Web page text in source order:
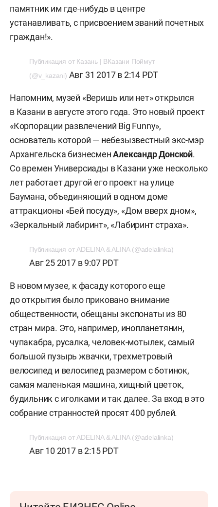
памятник им где-нибудь в центре
устанавливать, с присвоением званий почетных
граждан!».
Публикация от Казань | ВКазани Поймут
(@v_kazani) Авг 31 2017 в 2:14 PDT
Напомним, музей «Веришь или нет» открылся
в Казани в августе этого года. Это новый проект
«Корпорации развлечений Big Funny»,
основатель которой — небезызвестный экс-мэр
Архангельска бизнесменАлександр Донской.
Со времен Универсиады в Казани уже несколько
лет работает другой его проект на улице
Баумана, объединяющий в одном доме
аттракционы «Бей посуду», «Дом вверх дном»,
«Зеркальный лабиринт», «Лабиринт страха».
Публикация от ADELINA & ALINA (@adelalinka)
Авг 25 2017 в 9:07 PDT
В новом музее, к фасаду которого еще
до открытия было приковано внимание
общественности, обещаны экспонаты из 80
стран мира. Это, например, инопланетянин,
чупакабра, русалка, человек-мотылек, самый
большой пузырь жвачки, трехметровый
велосипед и велосипед размером с ботинок,
самая маленькая машина, хищный цветок,
будильник с иголками и так далее. За вход в это
собрание странностей просят 400 рублей.
Публикация от ADELINA & ALINA (@adelalinka)
Авг 10 2017 в 2:15 PDT